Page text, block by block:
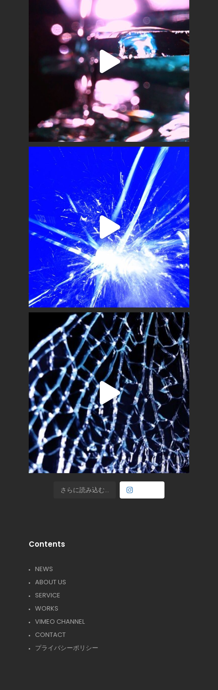
さらに読み込む...
Contents
NEWS
ABOUT US
SERVICE
WORKS
VIMEO CHANNEL
CONTACT
プライバシーポリシー